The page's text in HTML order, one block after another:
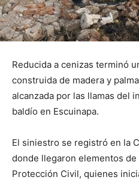
Reducida a cenizas terminó
construida de madera y
alcanzada por las llamas del
baldío en Escuinapa.
El siniestro se registró en la
donde llegaron elementos
Protección Civil, quienes